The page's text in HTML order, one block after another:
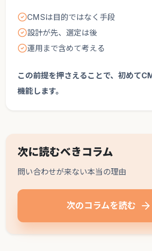
CMSは目的ではなく手段
設計が先、選定は後
運用まで含めて考える
この前提を押さえることで、初めて
機能します。
次に読むべきコラム
問い合わせが来ない本当の理由
次のコラムを読む